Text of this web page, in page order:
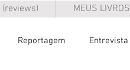
(reviews) MEUS LIVROS
Reportagem Entrevista